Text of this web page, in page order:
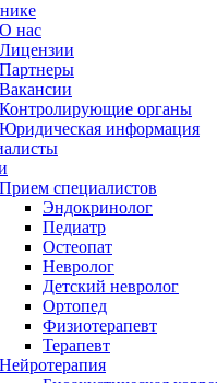
О нас
Лицензии
Партнеры
Вакансии
Контролирующие органы
Юридическая информация
Прием специалистов
Эндокринолог
Педиатр
Остеопат
Невролог
Детский невролог
Ортопед
Физиотерапевт
Терапевт
Нейротерапия